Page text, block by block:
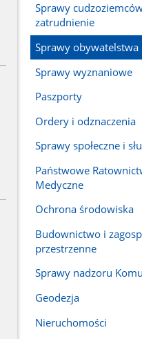
Sprawy
zatrudnienie
Sprawy
Sprawy wyznaniowe
Paszporty
Ordery i odznaczenia
Sprawy społeczne i
Państwowe
Medyczne
Ochrona środowiska
Budownictwo i
przestrzenne
Sprawy nadzoru
Geodezja
Nieruchomości